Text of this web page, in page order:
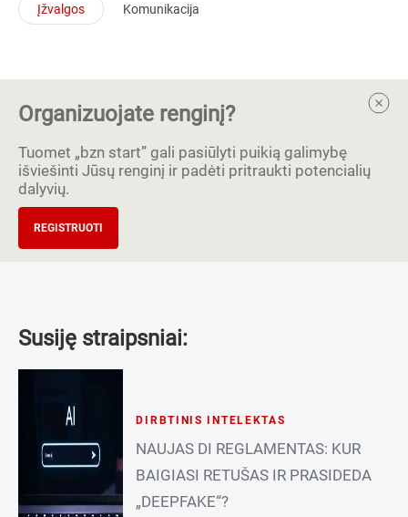
Įžvalgos Komunikacija
Organizuojate renginį?
Tuomet „bzn start” gali pasiūlyti puikią galimybę
išviešinti Jūsų renginį ir padėti pritraukti potencialių
dalyvių.
REGISTRUOTI
Susiję straipsniai:
DIRBTINIS INTELEKTAS
NAUJAS DI REGLAMENTAS: KUR
BAIGIASI RETUŠAS IR PRASIDEDA
„DEEPFAKE“?